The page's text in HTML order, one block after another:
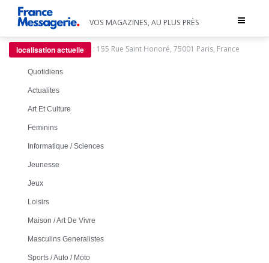
Toggle
VOS MAGAZINES, AU PLUS PRÈS
localisation actuelle : 155 Rue Saint Honoré, 75001 Paris, France
Quotidiens
Actualites
Art Et Culture
Feminins
Informatique / Sciences
Jeunesse
Jeux
Loisirs
Maison / Art De Vivre
Masculins Generalistes
Sports / Auto / Moto